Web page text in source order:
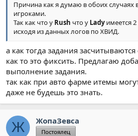
Причина как я думаю в обоих случаях
игроками.
Так как что у Rush что у Ladyимеется
исходя из данных логов по ХВИД.
а как тогда задания
как то это фиксить. Предлагаю
выполнение задания.
так как при авто фарме итемы
даже не будешь это знать.
Ж ЖопаЗевса
Постоялец